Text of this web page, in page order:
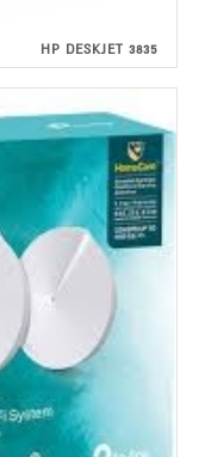
HP DESKJET 3835